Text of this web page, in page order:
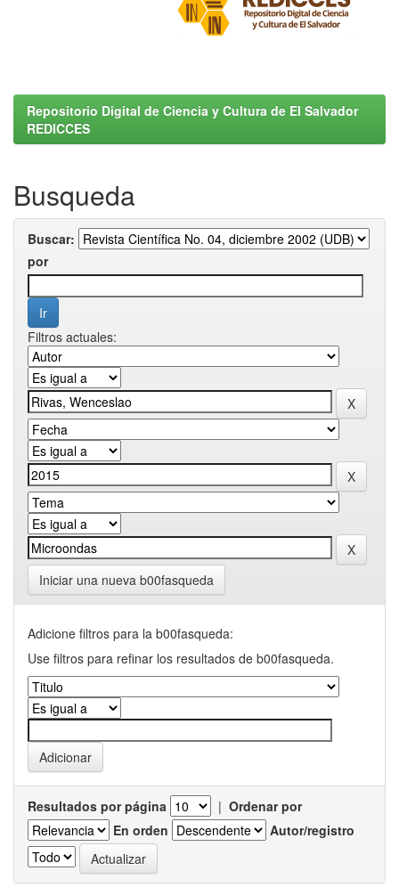
Repositorio Digital de Ciencia y Cultura de El Salvador
REDICCES
Busqueda
Buscar:
por
Filtros actuales:
Iniciar una nueva b00fasqueda
Adicione filtros para la b00fasqueda:
Use filtros para refinar los resultados de b00fasqueda.
Resultados por página | Ordenar por
En orden
Autor/registro